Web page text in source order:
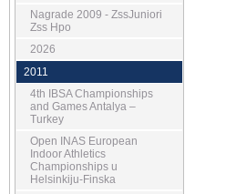
Nagrade 2009 - ZssJuniori
Zss Hpo
2026
2011
4th IBSA Championships
and Games Antalya –
Turkey
Open INAS European
Indoor Athletics
Championships u
Helsinkiju-Finska